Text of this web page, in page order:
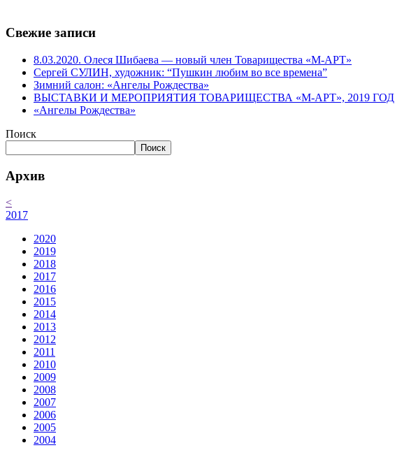
Свежие записи
8.03.2020. Олеся Шибаева — новый член Товарищества «М-АРТ»
Сергей СУЛИН, художник: “Пушкин любим во все времена”
Зимний салон: «Ангелы Рождества»
ВЫСТАВКИ И МЕРОПРИЯТИЯ ТОВАРИЩЕСТВА «М-АРТ», 2019 ГОД
«Ангелы Рождества»
Поиск
Поиск
Архив
<
2017
2020
2019
2018
2017
2016
2015
2014
2013
2012
2011
2010
2009
2008
2007
2006
2005
2004